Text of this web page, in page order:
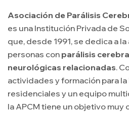
Asociación de Parálisis
es una Institución Privada de
que, desde 1991, se dedica a
personas con parálisis
neurológicas relacionadas.
actividades y formación para
residenciales y un equipo
la APCM tiene un objetivo muy